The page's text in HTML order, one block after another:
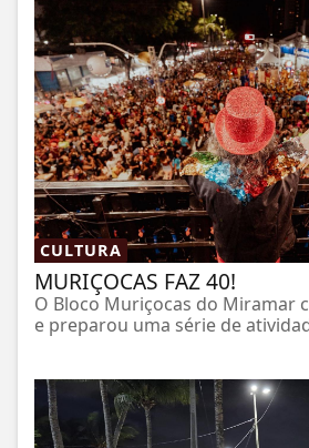
CULTURA
MURIÇOCAS FAZ 40!
O Bloco Muriçocas do Miramar
e preparou uma série de